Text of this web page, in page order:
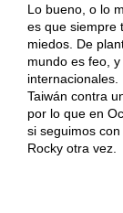
Lo bueno, o lo
es que siempre
miedos. De
mundo es feo,
Taiwán contra
por lo que en
si seguimos
Rocky otra vez.